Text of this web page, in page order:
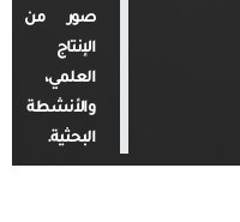
صور من
الإنتاج
العلمي،
والأنشطة
البحثية.